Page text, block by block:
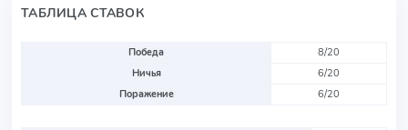
ТАБЛИЦА СТАВОК
Победа
8/20
Ничья
6/20
Поражение
6/20